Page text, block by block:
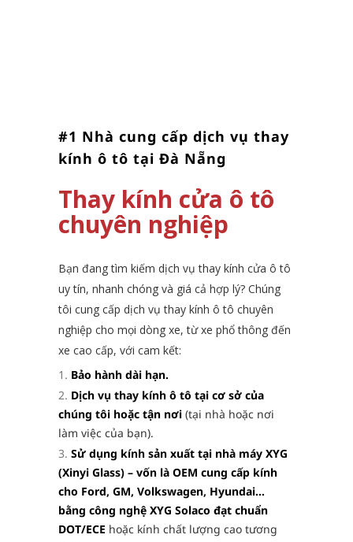
#1 Nhà cung cấp dịch vụ thay
kính ô tô tại Đà Nẵng
Thay kính cửa ô tô
chuyên nghiệp
Bạn đang tìm kiếm dịch vụ thay kính cửa ô tô
uy tín, nhanh chóng và giá cả hợp lý? Chúng
tôi cung cấp dịch vụ thay kính ô tô chuyên
nghiệp cho mọi dòng xe, từ xe phổ thông đến
xe cao cấp, với cam kết:
Bảo hành dài hạn.
Dịch vụ thay kính ô tô tại cơ sở của
chúng tôi hoặc tận nơi (tại nhà hoặc nơi
làm việc của bạn).
Sử dụng kính sản xuất tại nhà máy XYG
(Xinyi Glass) – vốn là OEM cung cấp kính
cho Ford, GM, Volkswagen, Hyundai…
bằng công nghệ XYG Solaco đạt chuẩn
DOT/ECE hoặc kính chất lượng cao tương